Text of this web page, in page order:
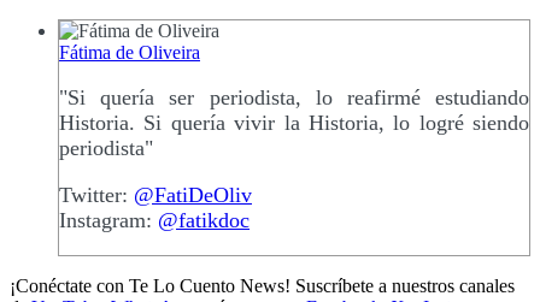
Fátima de Oliveira
"Si quería ser periodista, lo reafirmé estudiando
Historia. Si quería vivir la Historia, lo logré siendo
periodista"
Twitter: @FatiDeOliv
Instagram: @fatikdoc
¡Conéctate con Te Lo Cuento News! Suscríbete a nuestros canales